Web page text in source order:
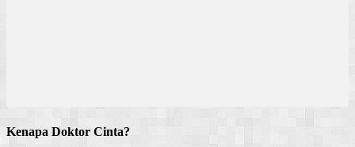
Kenapa Doktor Cinta?